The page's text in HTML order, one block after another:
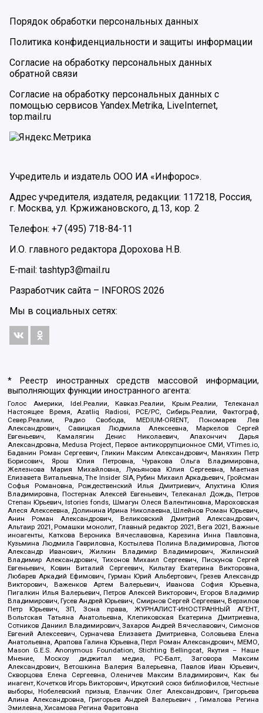
Порядок обработки персональных данных
Политика конфиденциальности и защиты информации
Согласие на обработку персональных данных
обратной связи
Согласие на обработку персональных данных с
помощью сервисов Yandex.Metrika, LiveInternet,
top.mail.ru
Учредитель и издатель ООО ИА «Инфорос».
Адрес учредителя, издателя, редакции: 117218, Россия,
г. Москва, ул. Кржижановского, д.13, кор. 2
Телефон: +7 (495) 718-84-11
И.О. главного редактора Дорохова Н.В.
E-mail: tashtyp3@mail.ru
Разработчик сайта – INFOROS 2026
Мы в социальных сетях:
* Реестр иностранных средств массовой информации,
выполняющих функции иностранного агента:
Голос Америки, Idel.Реалии, Кавказ.Реалии, Крым.Реалии, Телеканал
Настоящее Время, Azatliq Radiosi, PCE/PC, Сибирь.Реалии, Фактограф,
Север.Реалии, Радио Свобода, MEDIUM-ORIENT, Пономарев Лев
Александрович, Савицкая Людмила Алексеевна, Маркелов Сергей
Евгеньевич, Камалягин Денис Николаевич, Апахончич Дарья
Александровна, Medusa Project, Первое антикоррупционное СМИ, VTimes.io,
Баданин Роман Сергеевич, Гликин Максим Александрович, Маняхин Петр
Борисович, Ярош Юлия Петровна, Чуракова Ольга Владимировна,
Железнова Мария Михайловна, Лукьянова Юлия Сергеевна, Маетная
Елизавета Витальевна, The Insider SIA, Рубин Михаил Аркадьевич, Гройсман
Софья Романовна, Рождественский Илья Дмитриевич, Апухтина Юлия
Владимировна, Постернак Алексей Евгеньевич, Телеканал Дождь, Петров
Степан Юрьевич, Istories fonds, Шмагун Олеся Валентиновна, Мароховская
Алеся Алексеевна, Долинина Ирина Николаевна, Шлейнов Роман Юрьевич,
Анин Роман Александрович, Великовский Дмитрий Александрович,
Альтаир 2021, Ромашки монолит, Главный редактор 2021, Вега 2021, Важные
иноагенты, Каткова Вероника Вячеславовна, Карезина Инна Павловна,
Кузьмина Людмила Гавриловна, Костылева Полина Владимировна, Лютов
Александр Иванович, Жилкин Владимир Владимирович, Жилинский
Владимир Александрович, Тихонов Михаил Сергеевич, Пискунов Сергей
Евгеньевич, Ковин Виталий Сергеевич, Кильтау Екатерина Викторовна,
Любарев Аркадий Ефимович, Гурман Юрий Альбертович, Грезев Александр
Викторович, Важенков Артем Валерьевич, Иванова София Юрьевна,
Пигалкин Илья Валерьевич, Петров Алексей Викторович, Егоров Владимир
Владимирович, Гусев Андрей Юрьевич, Смирнов Сергей Сергеевич, Верзилов
Петр Юрьевич, ЗП, Зона права, ЖУРНАЛИСТ-ИНОСТРАННЫЙ АГЕНТ,
Вольтская Татьяна Анатольевна, Клепиковская Екатерина Дмитриевна,
Сотников Даниил Владимирович, Захаров Андрей Вячеславович, Симонов
Евгений Алексеевич, Сурначева Елизавета Дмитриевна, Соловьева Елена
Анатольевна, Арапова Галина Юрьевна, Перл Роман Александрович, МЕМО,
Mason G.E.S. Anonymous Foundation, Stichting Bellingcat, Якутия – Наше
Мнение, Москоу диджитал медиа, РС-Балт, Заговора Максим
Александрович, Ветошкина Валерия Валерьевна, Павлов Иван Юрьевич,
Скворцова Елена Сергеевна, Оленичев Максим Владимирович, Как бы
инагент, Кочетков Игорь Викторович, Иркутский союз библиофилов, Честные
выборы, Нобелевский призыв, Еланчик Олег Александрович, Григорьева
Алина Александровна, Григорьев Андрей Валерьевич , Гималова Регина
Эмилевна, Хисамова Регина Фаритовна